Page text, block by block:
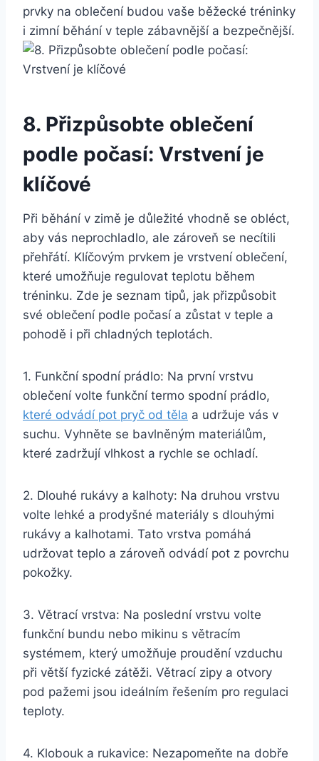
prvky na oblečení budou vaše běžecké tréninky
i zimní běhání v teple zábavnější a bezpečnější.
8. Přizpůsobte oblečení
podle počasí: Vrstvení je
klíčové
Při běhání v zimě je důležité vhodně se obléct,
aby vás neprochladlo, ale zároveň se necítili
přehřátí. Klíčovým prvkem je vrstvení oblečení,
které umožňuje regulovat teplotu během
tréninku. Zde je seznam tipů, jak přizpůsobit
své oblečení podle počasí a zůstat v teple a
pohodě i při chladných teplotách.
1. Funkční spodní prádlo: Na první vrstvu
oblečení volte funkční termo spodní prádlo,
které odvádí pot pryč od těla a udržuje vás v
suchu. Vyhněte se bavlněným materiálům,
které zadržují vlhkost a rychle se ochladí.
2. Dlouhé rukávy a kalhoty: Na druhou vrstvu
volte lehké a prodyšné materiály s dlouhými
rukávy a kalhotami. Tato vrstva pomáhá
udržovat teplo a zároveň odvádí pot z povrchu
pokožky.
3. Větrací vrstva: Na poslední vrstvu volte
funkční bundu nebo mikinu s větracím
systémem, který umožňuje proudění vzduchu
při větší fyzické zátěži. Větrací zipy a otvory
pod pažemi jsou ideálním řešením pro regulaci
teploty.
4. Klobouk a rukavice: Nezapomeňte na dobře